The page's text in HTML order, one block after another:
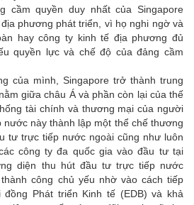
cầm quyền duy nhất của Singapore
phương phát triển, vì họ nghi ngờ và
hay công ty kinh tế địa phương đủ
quyền lực và chế độ của đảng cầm
của mình, Singapore trở thành trung
giữa châu Á và phần còn lại của thế
tài chính và thương mại của người
nước này thành lập một thể chế thương
tư trực tiếp nước ngoài cũng như luôn
công ty đa quốc gia vào đầu tư tại
diện thu hút đầu tư trực tiếp nước
công chủ yếu nhờ vào cách tiếp
Phát triển Kinh tế (EDB) và khả